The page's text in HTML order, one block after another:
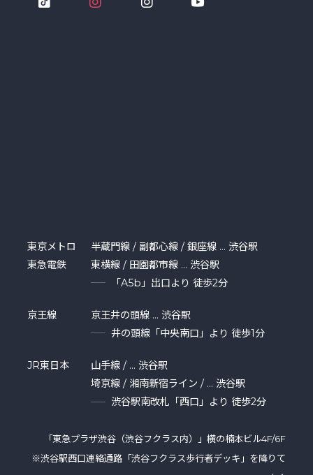
東京メトロ
東急電鉄
半蔵門線 / 副都心線 / 銀座線 … 渋谷駅
東横線 / 田園都市線 … 渋谷駅
「A5b」出口より 徒歩2分
京王線
京王井の頭線 … 渋谷駅
井の頭線「中央南口」より 徒歩1分
JR東日本
山手線 / … 渋谷駅
埼京線 / 湘南新宿ライン / … 渋谷駅
渋谷駅南改札「西口」より 徒歩2分
「東急プラザ渋⾕（渋谷フクラス内）」横の楠本ビル4F/6F
※渋谷駅西口連絡通路「渋谷フクラス歩行者デッキ」を降りて